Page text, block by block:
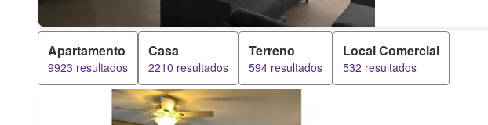
Apartamento
9923 resultados
Casa
2210 resultados
Terreno
594 resultados
Local Comercial
532 resultados